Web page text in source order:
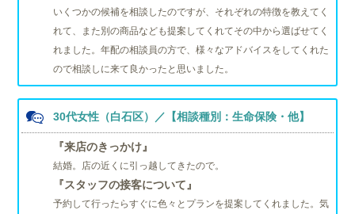
いくつかの候補を相談したのですが、それぞれの特徴を教えてく
れて、また別の商品なども提案してくれてその中から選ばせてく
れました。年配の相談員の方で、様々なアドバイスをしてくれた
ので相談しに来て良かったと思いました。
30代女性（白石区）／【相談種別：生命保険・他】
『来店のきっかけ』
結婚。店の近くに引っ越してきたので。
『スタッフの接客について』
予約して行ったらすぐに色々とプランを提案してくれました。気